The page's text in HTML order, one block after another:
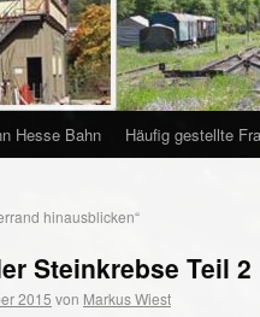
Hesse Bahn Häufig gestellte
hinausblicken“
Steinkrebse Teil 2
2015 von Markus Wiest